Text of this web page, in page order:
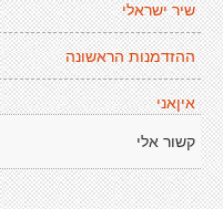
שיר ישראלי
ההזדמנות הראשונה
איןאני
קשור אלי